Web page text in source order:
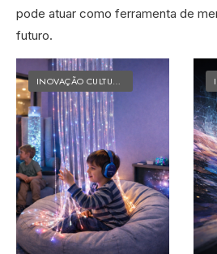
pode atuar como ferramenta de
futuro.
INOVAÇÃO CULTURAL MATÉRIAS DO